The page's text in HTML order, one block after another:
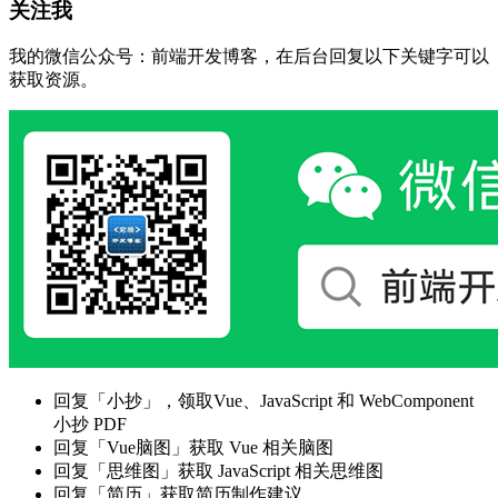
关注我
我的微信公众号：前端开发博客，在后台回复以下关键字可以
获取资源。
回复「小抄」，领取Vue、JavaScript 和 WebComponent
小抄 PDF
回复「Vue脑图」获取 Vue 相关脑图
回复「思维图」获取 JavaScript 相关思维图